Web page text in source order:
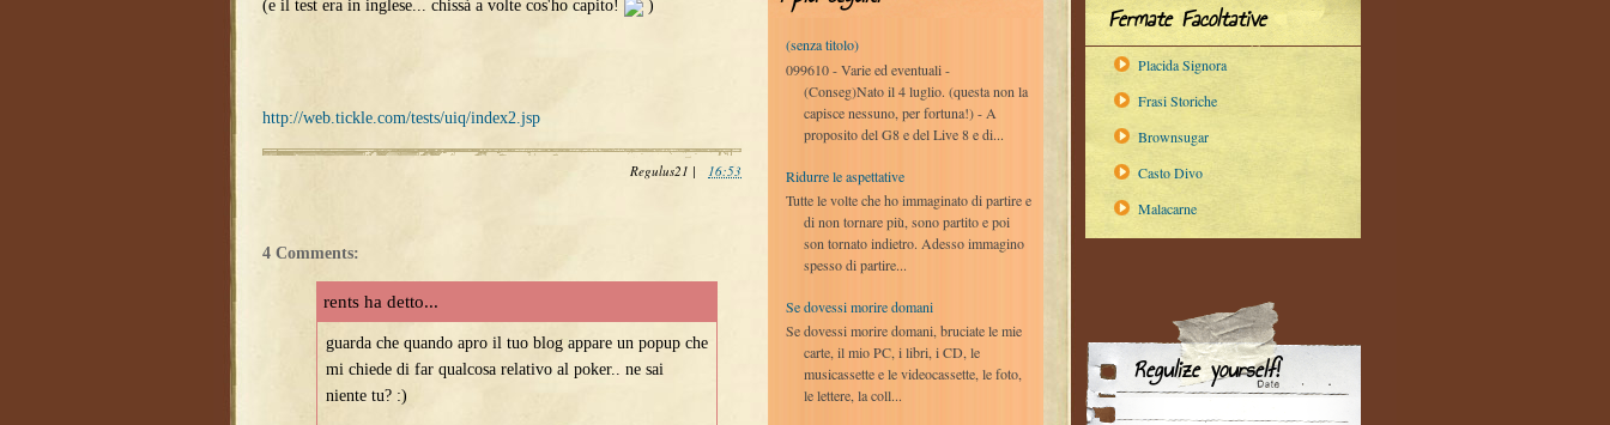
(e il test era in inglese... chissà a volte cos'ho capito! )
http://web.tickle.com/tests/uiq/index2.jsp
Regulus21 | 16:53
4 Comments:
rents ha detto...
guarda che quando apro il tuo blog appare un popup che
mi chiede di far qualcosa relativo al poker.. ne sai
niente tu? :)
Fermate Facoltative
Placida Signora
Frasi Storiche
Brownsugar
Casto Divo
Malacarne
Regulize yourself!
(senza titolo)
099610 - Varie ed eventuali -
(Conseg)Nato il 4 luglio. (questa non la
capisce nessuno, per fortuna!) - A
proposito del G8 e del Live 8 e di...
Ridurre le aspettative
Tutte le volte che ho immaginato di partire e
di non tornare più, sono partito e poi
son tornato indietro. Adesso immagino
spesso di partire...
Se dovessi morire domani
Se dovessi morire domani, bruciate le mie
carte, il mio PC, i libri, i CD, le
musicassette e le videocassette, le foto,
le lettere, la coll...